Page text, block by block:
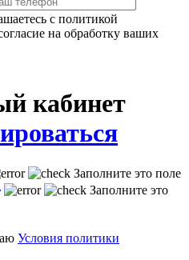
с политикой
на обработку ваших
кабинет
Заполните это поле
Заполните это
Условия политики